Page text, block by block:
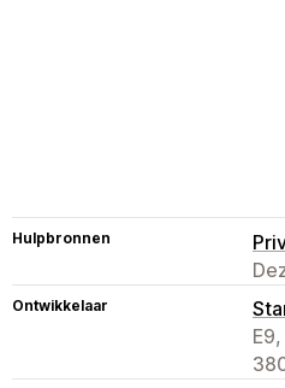
Hulpbronnen
Ontwikkelaar